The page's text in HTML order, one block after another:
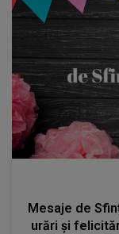
Mesaje de
urări și